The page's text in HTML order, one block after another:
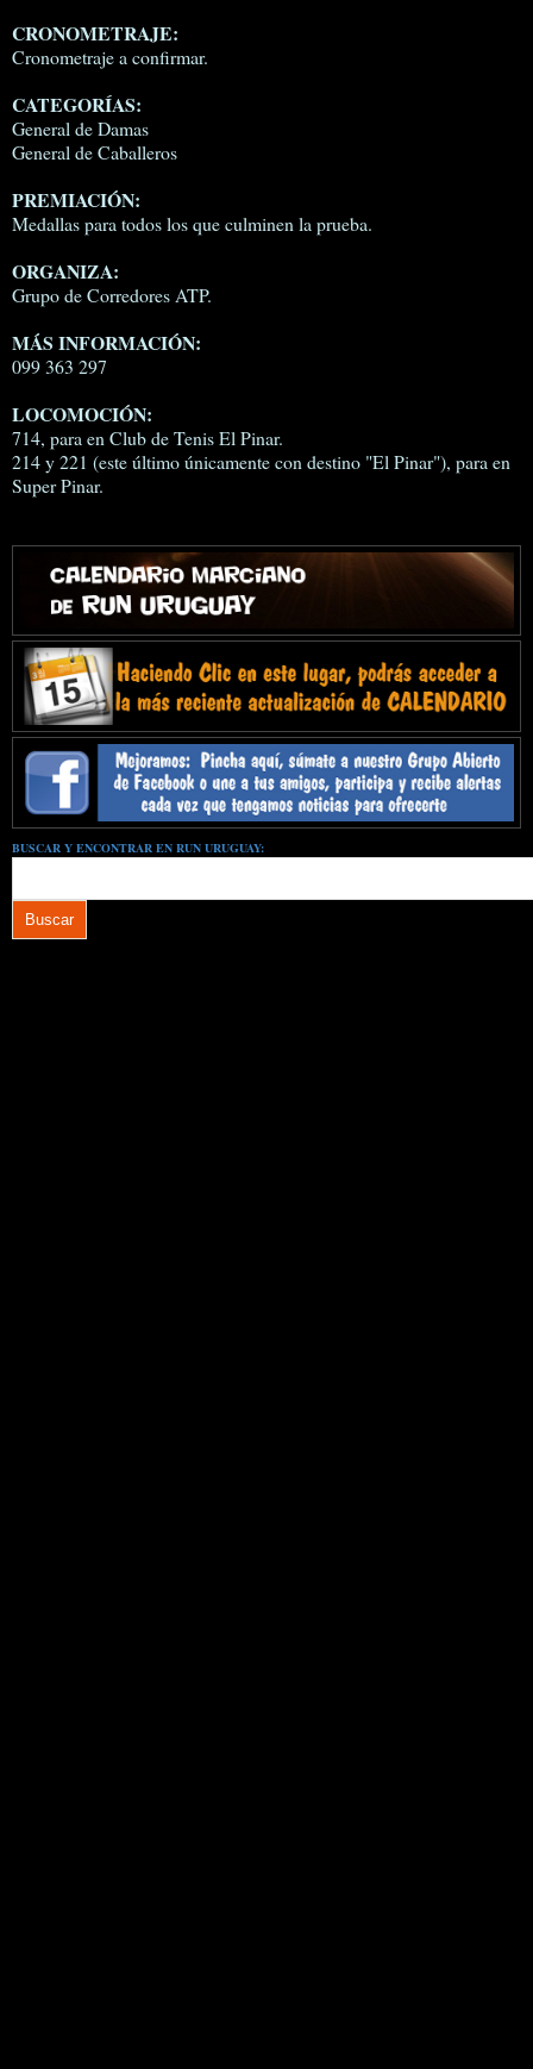
CRONOMETRAJE:
Cronometraje a confirmar.
CATEGORÍAS:
General de Damas
General de Caballeros
PREMIACIÓN:
Medallas para todos los que culminen la prueba.
ORGANIZA:
Grupo de Corredores ATP.
MÁS INFORMACIÓN:
099 363 297
LOCOMOCIÓN:
714, para en Club de Tenis El Pinar.
214 y 221 (este último únicamente con destino "El Pinar"), para en
Super Pinar.
BUSCAR Y ENCONTRAR EN RUN URUGUAY: